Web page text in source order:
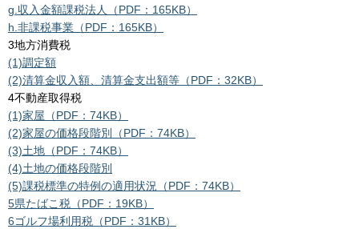
g.収入金額課税法人（PDF：165KB）
h.非課税事業（PDF：165KB）
3地方消費税
(1)調定額
(2)清算金収入額、清算金支出額等（PDF：32KB）
4不動産取得税
(1)家屋（PDF：74KB）
(2)家屋の価格段階別（PDF：74KB）
(3)土地（PDF：74KB）
(4)土地の価格段階別
(5)課税標準の特例の適用状況（PDF：74KB）
5県たばこ税（PDF：19KB）
6ゴルフ場利用税（PDF：31KB）